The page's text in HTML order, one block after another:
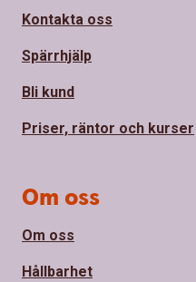
Kontakta oss
Spärrhjälp
Bli kund
Priser, räntor och kurser
Om oss
Om oss
Hållbarhet